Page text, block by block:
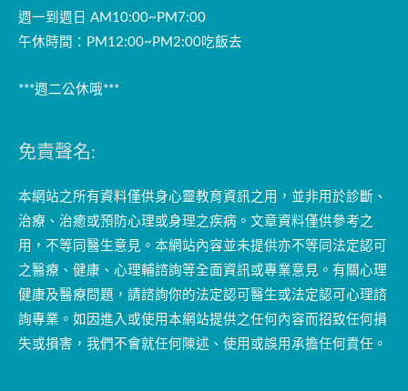
週一到週日 AM10:00~PM7:00
午休時間：PM12:00~PM2:00吃飯去
***週二公休哦***
免責聲名:
本網站之所有資料僅供身心靈教育資訊之用，並非用於診斷、
治療、治癒或預防心理或身理之疾病。文章資料僅供參考之
用，不等同醫生意見。本網站內容並未提供亦不等同法定認可
之醫療、健康、心理輔諮詢等全面資訊或專業意見。有關心理
健康及醫療問題，請諮詢你的法定認可醫生或法定認可心理諮
詢專業。如因進入或使用本網站提供之任何內容而招致任何損
失或損害，我們不會就任何陳述、使用或誤用承擔任何責任。